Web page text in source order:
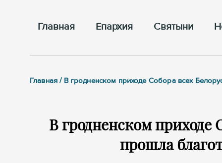
Главная Епархия Cвятыни
Главная / В гродненском приходе Собора всех
В гродненском приходе
прошла